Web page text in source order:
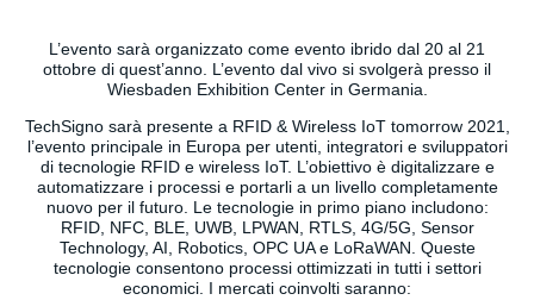
L’evento sarà organizzato come evento ibrido dal 20 al 21
ottobre di quest’anno. L’evento dal vivo si svolgerà presso il
Wiesbaden Exhibition Center in Germania.
TechSigno sarà presente a RFID & Wireless IoT tomorrow 2021,
l’evento principale in Europa per utenti, integratori e sviluppatori
di tecnologie RFID e wireless IoT. L’obiettivo è digitalizzare e
automatizzare i processi e portarli a un livello completamente
nuovo per il futuro. Le tecnologie in primo piano includono:
RFID, NFC, BLE, UWB, LPWAN, RTLS, 4G/5G, Sensor
Technology, AI, Robotics, OPC UA e LoRaWAN. Queste
tecnologie consentono processi ottimizzati in tutti i settori
economici. I mercati coinvolti saranno: